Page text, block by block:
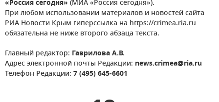
«Россия сегодня» (МИА «Россия сегодня»).
При любом использовании материалов и новостей сайта
РИА Новости Крым гиперссылка на https://crimea.ria.ru
обязательна не ниже второго абзаца текста.
Главный редактор: Гаврилова А.В.
Адрес электронной почты Редакции: news.crimea@ria.ru
Телефон Редакции: 7 (495) 645-6601